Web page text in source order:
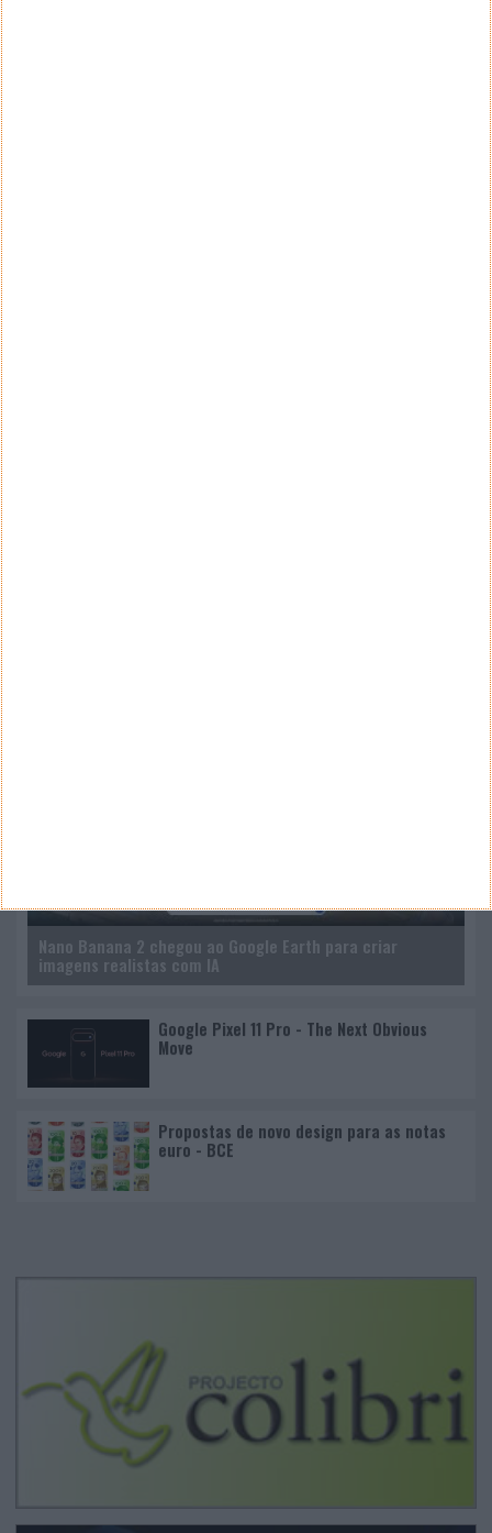
Nano Banana 2 chegou ao Google Earth para criar
imagens realistas com IA
Google Pixel 11 Pro - The Next Obvious
Move
Propostas de novo design para as notas
euro - BCE